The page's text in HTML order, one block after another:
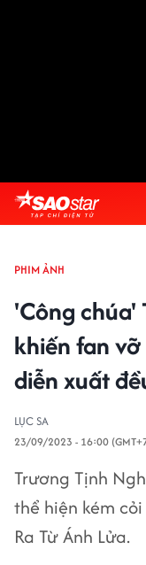
PHIM ẢNH
'Công chúa'
khiến fan
diễn xuất
LỤC SA
23/09/2023 - 16:00
Trương Tịnh
thể hiện kém
Ra Từ Ánh Lửa.